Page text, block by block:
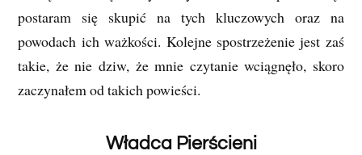
postaram się skupić na tych kluczowych oraz na
powodach ich ważkości. Kolejne spostrzeżenie jest zaś
takie, że nie dziw, że mnie czytanie wciągnęło, skoro
zaczynałem od takich powieści.
Władca Pierścieni